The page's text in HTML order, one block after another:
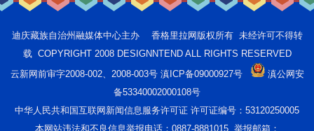
迪庆藏族自治州融媒体中心主办 香格里拉网版权所有 未经许可不得转
载 COPYRIGHT 2008 DESIGNNTEND ALL RIGHTS RESERVED
云新网前审字2008-002、2008-003号 滇ICP备09000927号
滇公网安
备53340002000108号
中华人民共和国互联网新闻信息服务许可证 许可证编号：53120250005
本网站违法和不良信息举报电话：0887-8881015 举报邮箱：